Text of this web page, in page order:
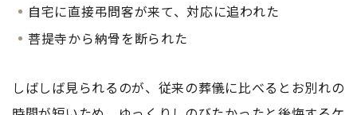
自宅に直接弔問客が来て、対応に追われた
菩提寺から納骨を断られた
しばしば見られるのが、従来の葬儀に比べるとお別れの